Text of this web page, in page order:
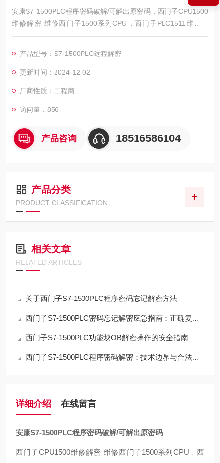
安康S7-1500PLC程序密码破解/可解出原密码，西门子CPU1500
维修解密 维修西门子1500系列CPU，西门子PLC1511维修解
密，西门子PLC1512维修解密，西门子PLC1513维修解密，西门
17维修解密，西门子PLC1518解密维修如上电所有指示灯不亮，
全亮，开机无显示，不通讯，通讯连接不上，通讯异常，通讯网
产品型号：S7-1500PLC远程解密
更新时间：2024-12-02
厂商性质：工程商
访问量：856
产品咨询 18516586104
产品分类
PRODUCT CLASSIFICATION
相关文章
RELATED ARTICLES
关于西门子S7-1500PLC程序密码忘记解密方法
西门子S7-1500PLC密码忘记解密应急指南：正确复位流程与数据取舍
西门子S7-1500PLC功能块OB解密操作的安全指南
西门子S7-1500PLC程序密码解密：技术边界与合法路径的深度解析
详细介绍 在线留言
安康S7-1500PLC程序密码破解/可解出原密码
西门子CPU1500维修解密 维修西门子1500系列CPU，西